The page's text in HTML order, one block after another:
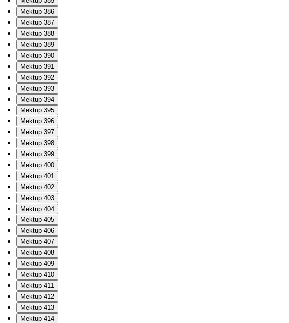
Mektup 386
Mektup 387
Mektup 388
Mektup 389
Mektup 390
Mektup 391
Mektup 392
Mektup 393
Mektup 394
Mektup 395
Mektup 396
Mektup 397
Mektup 398
Mektup 399
Mektup 400
Mektup 401
Mektup 402
Mektup 403
Mektup 404
Mektup 405
Mektup 406
Mektup 407
Mektup 408
Mektup 409
Mektup 410
Mektup 411
Mektup 412
Mektup 413
Mektup 414